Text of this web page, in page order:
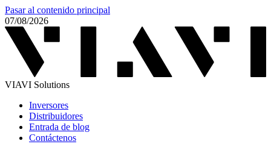
Pasar al contenido principal
07/08/2026
VIAVI Solutions
Inversores
Distribuidores
Entrada de blog
Contáctenos